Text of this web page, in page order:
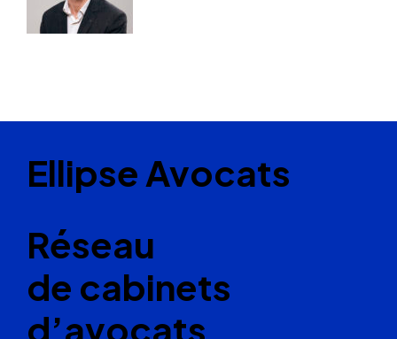
Ellipse Avocats
Réseau
de cabinets
d’avocats